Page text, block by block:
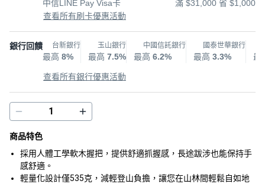
中信LINE Pay Visa卡
滿 $31,000 省 $1,000
查看所有刷卡優惠活動
銀行回饋 台新銀行
最高 8%
玉山銀行
最高 7.5%
中國信託銀行
最高 6.2%
國泰世華銀行
最高 3.3% 最
查看所有銀行優惠活動
商品特色
採用人體工學軟木握把，提供舒適抓握感，長途跋涉也能保持手
感舒適。
輕量化設計僅535克，減輕登山負擔，讓您在山林間輕鬆自如地